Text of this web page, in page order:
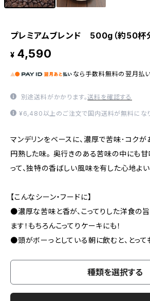
プレミアムブレンド 500g（約50杯
¥ 4,590
なら 手数料無料の 翌月払
別途送料がかかります。送料を確認する
¥6,480以上のご注文で国内送料が無料になり
マンデリンをベースに、濃厚で苦味･コク
円熟した味。 奥行きのある苦味の中にも
って、独特の香ばしい風味を有した心地よ
【こんなシーン・フードに】
●濃厚な苦味と香が、こってりした洋食の
ます！もちろんこってりケーキにも！
●頭がボーっとしている朝に飲むと、とって
種類を選択する